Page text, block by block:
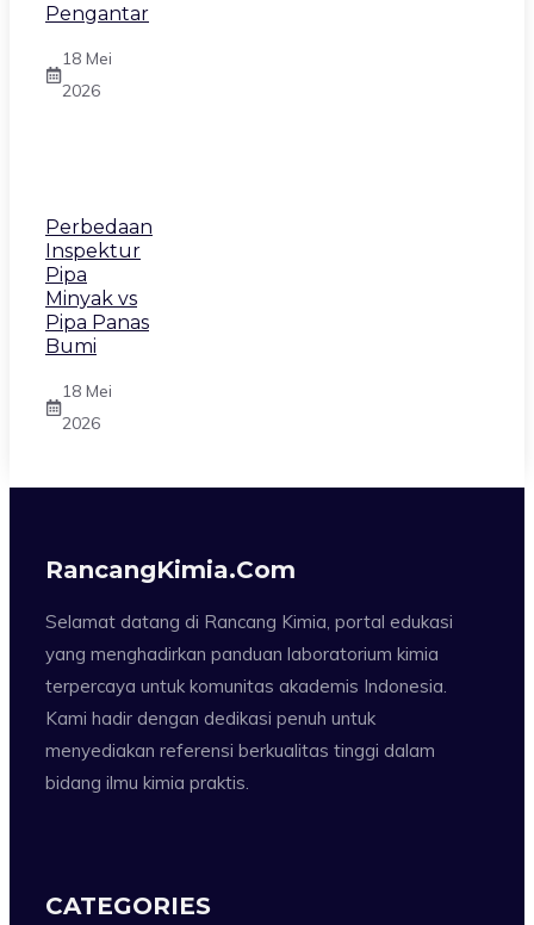
Pengantar
18 Mei
2026
Perbedaan
Inspektur
Pipa
Minyak vs
Pipa Panas
Bumi
18 Mei
2026
RancangKimia.com
Selamat datang di Rancang Kimia, portal edukasi
yang menghadirkan panduan laboratorium kimia
terpercaya untuk komunitas akademis Indonesia.
Kami hadir dengan dedikasi penuh untuk
menyediakan referensi berkualitas tinggi dalam
bidang ilmu kimia praktis.
CATEGORIES